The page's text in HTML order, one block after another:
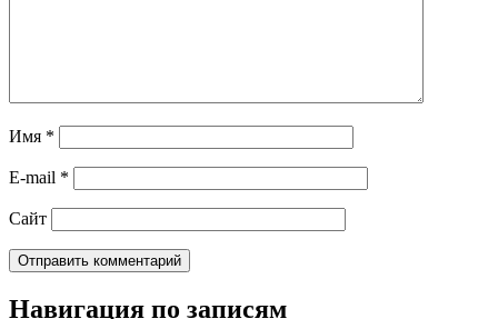
Имя *
E-mail *
Сайт
Навигация по записям